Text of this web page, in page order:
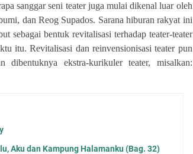
sanggar seni teater juga mulai dikenal luar oleh
dan Reog Supados. Sarana hiburan rakyat ini
sebagai bentuk revitalisasi terhadap teater-teater
itu. Revitalisasi dan reinvensionisasi teater pun
dibentuknya ekstra-kurikuler teater, misalkan:
Aku dan Kampung Halamanku (Bag. 32)